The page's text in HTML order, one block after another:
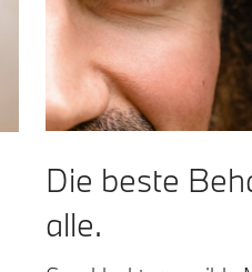
Die beste
alle.